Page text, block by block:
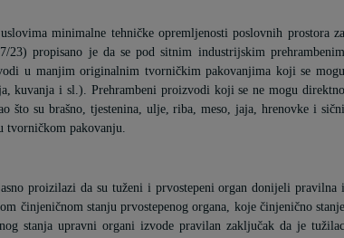
minimalne tehničke opremljenosti poslovnih prostora za
propisano je da se pod sitnim industrijskim prehrambenim
u manjim originalnim tvorničkim pakovanjima koji se mogu
kuvanja i sl.). Prehrambeni proizvodi koji se ne mogu direktno
što su brašno, tjestenina, ulje, riba, meso, jaja, hrenovke i sični
tvorničkom pakovanju.
proizilazida su tuženi i prvostepeni organ donijeli pravilna i
činjeničnom stanju prvostepenog organa, koje činjenično stanje
stanja upravni organi izvode pravilan zaključakda je tužilac